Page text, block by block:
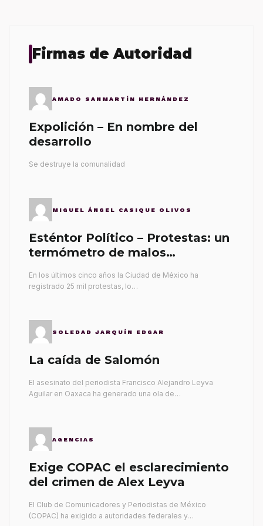
Firmas de Autoridad
AMADO SANMARTÍN HERNÁNDEZ
Expolición – En nombre del
desarrollo
Se destruye la comunalidad
MIGUEL ÁNGEL CASIQUE OLIVOS
Esténtor Político – Protestas: un
termómetro de malos
En los últimos cinco años la Ciudad de México ha
registrado 25 mil protestas, lo…
SOLEDAD JARQUÍN EDGAR
La caída de Salomón
El asesinato del periodista Francisco Alejandro Leyva
Aguilar en Oaxaca ha generado una ola de…
AGENCIAS
Exige COPAC el esclarecimiento
del crimen de Alex Leyva
El Club de Comunicadores y Periodistas de México
(COPAC) ha exigido a autoridades federales y…